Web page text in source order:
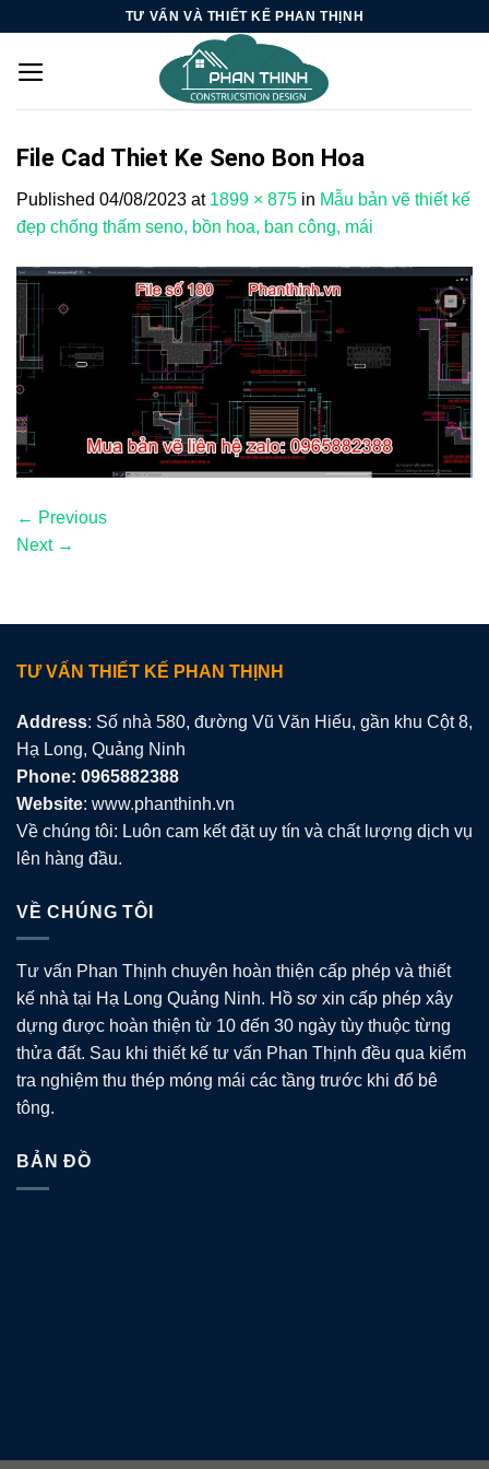
content
TƯ VẤN VÀ THIẾT KẾ PHAN THỊNH
File Cad Thiet Ke Seno Bon Hoa
Published 04/08/2023 at 1899 × 875 in Mẫu bản vẽ thiết kế
đẹp chống thấm seno, bồn hoa, ban công, mái
← Previous
Next →
TƯ VẤN THIẾT KẾ PHAN THỊNH
Address: Số nhà 580, đường Vũ Văn Hiếu, gần khu Cột 8,
Hạ Long, Quảng Ninh
Phone: 0965882388
Website: www.phanthinh.vn
Về chúng tôi: Luôn cam kết đặt uy tín và chất lượng dịch vụ
lên hàng đầu.
VỀ CHÚNG TÔI
Tư vấn Phan Thịnh chuyên hoàn thiện cấp phép và thiết
kế nhà tại Hạ Long Quảng Ninh. Hồ sơ xin cấp phép xây
dựng được hoàn thiện từ 10 đến 30 ngày tùy thuộc từng
thửa đất. Sau khi thiết kế tư vấn Phan Thịnh đều qua kiểm
tra nghiệm thu thép móng mái các tầng trước khi đổ bê
tông.
BẢN ĐỒ